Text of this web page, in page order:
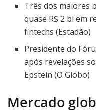
Três dos maiores
quase R$ 2 bi em
fintechs (Estadão)
Presidente do
após revelações
Epstein (O Globo)
Mercado